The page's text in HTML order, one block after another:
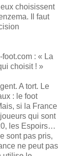
choisissent
Il faut
: « La
choisit ! »
A tort. Le
: le foot
si la France
qui sont
les Espoirs…
sont pas pris,
ne peut pas